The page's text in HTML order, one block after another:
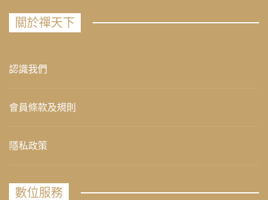
關於禪天下
認識我們
會員條款及規則
隱私政策
數位服務